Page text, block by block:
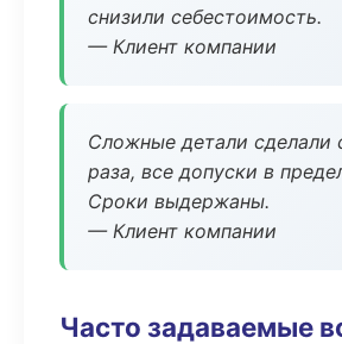
снизили себестоимость.
— Клиент компании
Сложные детали сделали
раза, все допуски в
Сроки выдержаны.
— Клиент компании
Часто задаваемые